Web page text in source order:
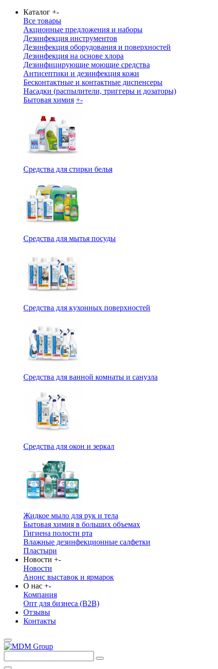
Каталог +-
Все товары
Акционные предложения и наборы
Дезинфекция инструментов
Дезинфекция оборудования и поверхностей
Дезинфекция на основе хлора
Дезинфицирующие моющие средства
Антисептики и дезинфекция кожи
Бесконтактные и контактные диспенсеры
Насадки (распылители, триггеры и дозаторы)
Бытовая химия +-
Средства для стирки белья
Средства для мытья посуды
Средства для кухонных поверхностей
Средства для ванной комнаты и санузла
Средства для окон и зеркал
Жидкое мыло для рук и тела
Бытовая химия в больших объемах
Гигиена полости рта
Влажные дезинфекционные салфетки
Пластыри
Новости +-
Новости
Анонс выставок и ярмарок
О нас +-
Компания
Опт для бизнеса (B2B)
Отзывы
Контакты